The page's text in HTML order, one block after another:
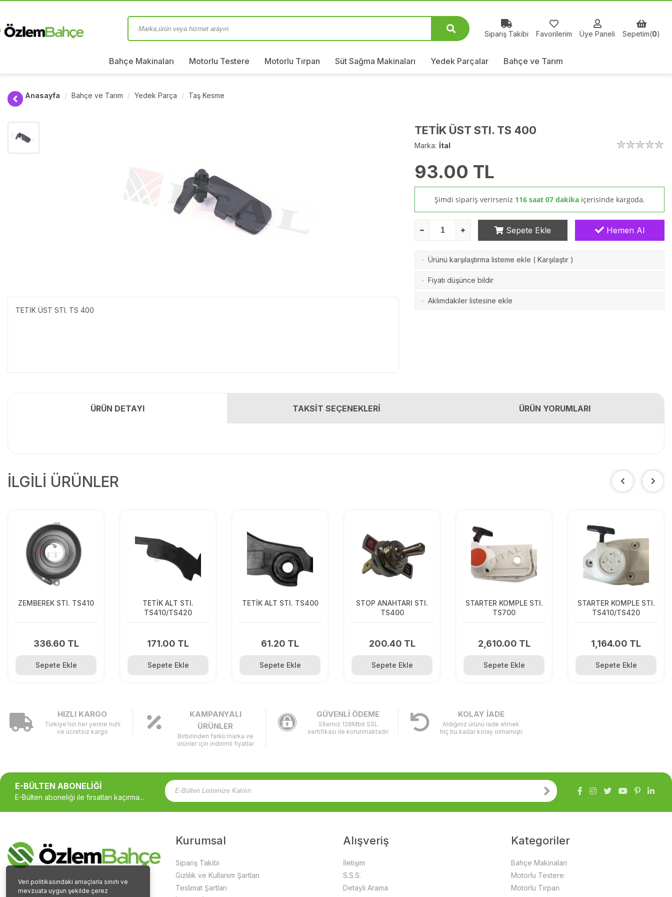
Veri politikasındaki amaçlarla sınırlı ve
mevzuata uygun şekilde çerez
Sipariş Takibi Favorilerim Üye Paneli Sepetim(0)
Bahçe Makinaları Motorlu Testere Motorlu Tırpan Süt Sağma Makinaları Yedek Parçalar Bahçe ve Tarım
Anasayfa Bahçe ve Tarım Yedek Parça Taş Kesme
TETİK ÜST STI. TS 400
TETİK ÜST STI. TS 400
Marka: İtal
93.00 TL
Şimdi sipariş verirseniz 116 saat 07 dakika içerisinde kargoda.
Sepete Ekle Hemen Al
· Ürünü karşılaştırma listeme ekle ( Karşılaştır )
· Fiyatı düşünce bildir
· Aklımdakiler listesine ekle
ÜRÜN DETAYI TAKSİT SEÇENEKLERİ ÜRÜN YORUMLARI
İLGİLİ ÜRÜNLER
ZEMBEREK STI. TS410
336.60 TL
Sepete Ekle
TETİK ALT STI.
TS410/TS420
171.00 TL
Sepete Ekle
TETİK ALT STI. TS400
61.20 TL
Sepete Ekle
STOP ANAHTARI STI.
TS400
200.40 TL
Sepete Ekle
STARTER KOMPLE STI.
TS700
2,610.00 TL
Sepete Ekle
STARTER KOMPLE STI.
TS410/TS420
1,164.00 TL
Sepete Ekle
HIZLI KARGO
Türkiye’nin her yerine hızlı
ve ücretsiz kargo
KAMPANYALI
ÜRÜNLER
Birbirinden farklı marka ve
ürünler için indirimli fiyatlar
GÜVENLİ ÖDEME
Sİtemiz 128Mbit SSL
sertifikası ile korunmaktadır
KOLAY İADE
Aldığınız ürünü iade etmek
hiç bu kadar kolay olmamıştı
E-BÜLTEN ABONELİĞİ
E-Bülten aboneliği ile fırsatları kaçırma...
Kurumsal
Sipariş Takibi
Gizlilik ve Kullanım Şartları
Teslimat Şartları
Alışveriş
İletişim
S.S.S.
Detaylı Arama
Kategoriler
Bahçe Makinaları
Motorlu Testere
Motorlu Tırpan